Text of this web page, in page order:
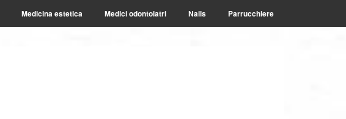
Medicina estetica Medici odontoiatri Nails Parrucchiere